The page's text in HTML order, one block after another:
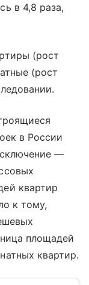
в 4,8 раза,
(рост
(рост
в России
—
квартир
к тому,
площадей
квартир.